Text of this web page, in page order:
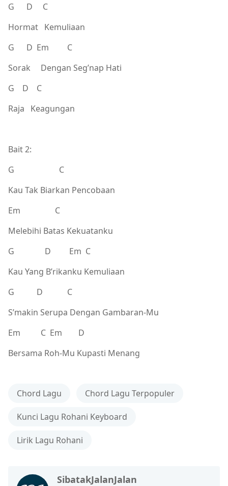
G D C
Hormat Kemuliaan
G D Em C
Sorak Dengan Seg’nap Hati
G D C
Raja Keagungan
Bait 2:
G C
Kau Tak Biarkan Pencobaan
Em C
Melebihi Batas Kekuatanku
G D Em C
Kau Yang B’rikanku Kemuliaan
G D C
S’makin Serupa Dengan Gambaran-Mu
Em C Em D
Bersama Roh-Mu Kupasti Menang
Chord Lagu Chord Lagu Terpopuler
Kunci Lagu Rohani Keyboard
Lirik Lagu Rohani
SibatakJalanJalan